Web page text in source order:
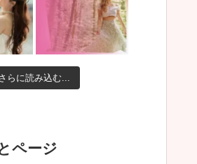
らに読み込む...
ページ